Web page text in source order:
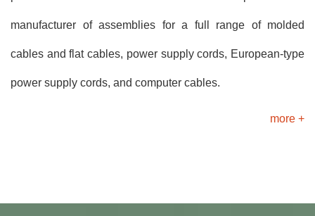
manufacturer of assemblies for a full range of molded
cables and flat cables, power supply cords, European-type
power supply cords, and computer cables.
more +